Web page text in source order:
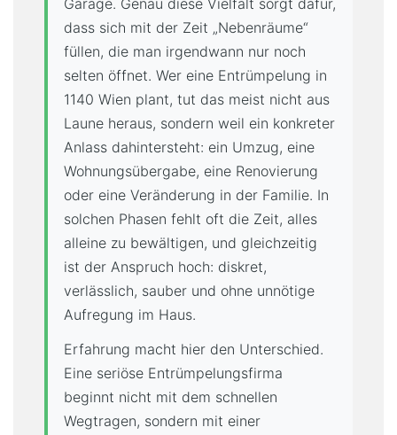
dass sich mit der Zeit „Nebenräume“
füllen, die man irgendwann nur noch
selten öffnet. Wer eine Entrümpelung in
1140 Wien plant, tut das meist nicht aus
Laune heraus, sondern weil ein konkreter
Anlass dahintersteht: ein Umzug, eine
Wohnungsübergabe, eine Renovierung
oder eine Veränderung in der Familie. In
solchen Phasen fehlt oft die Zeit, alles
alleine zu bewältigen, und gleichzeitig
ist der Anspruch hoch: diskret,
verlässlich, sauber und ohne unnötige
Aufregung im Haus.
Erfahrung macht hier den Unterschied.
Eine seriöse Entrümpelungsfirma
beginnt nicht mit dem schnellen
Wegtragen, sondern mit einer